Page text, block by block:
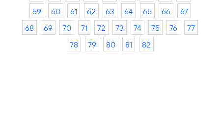
59
60 61 62 63 64 65 66
67
68
69 70 71 72 73 74 75 76
77
78
79 80 81 82